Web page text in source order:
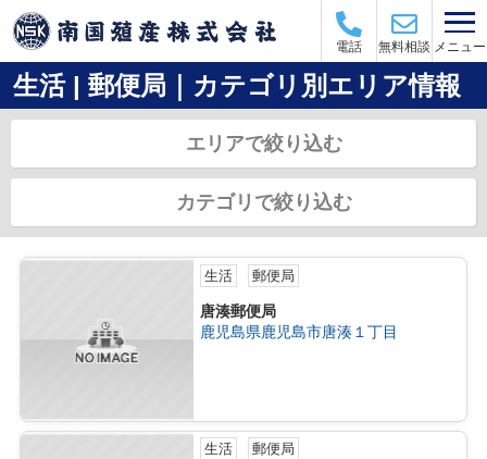
電話 無料相談 メニュー
生活 | 郵便局｜カテゴリ別エリア情報
エリアで絞り込む
カテゴリで絞り込む
生活 郵便局
唐湊郵便局
鹿児島県鹿児島市唐湊１丁目
生活 郵便局